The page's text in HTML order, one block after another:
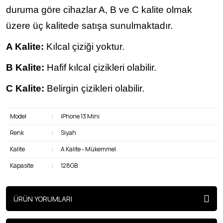
duruma göre cihazlar A, B ve C kalite olmak
üzere üç kalitede satışa sunulmaktadır.
A Kalite: Kılcal çiziği yoktur.
B Kalite: Hafif kılcal çizikleri olabilir.
C Kalite: Belirgin çizikleri olabilir.
Model :
iPhone 13 Mini
Renk
:
Siyah
Kalite
:
A Kalite - Mükemmel
Kapasite
: 128GB
ÜRÜN YORUMLARI